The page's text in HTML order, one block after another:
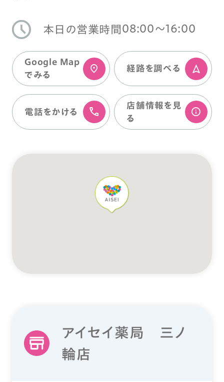
本日の営業時間 08:00〜16:00
Google Map
でみる
経路を調べる
電話をかける
店舗情報を⾒
る
アイセイ薬局 三ノ
輪店